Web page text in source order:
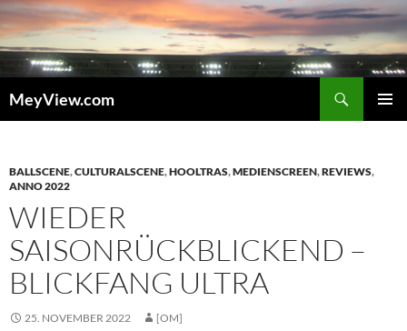
Zum
Inhalt
springen
MeyView.com
BALLSCENE,CULTURALSCENE,HOOLTRAS,MEDIENSCREEN,REVIEWS,
ANNO 2022
WIEDER
SAISONRÜCKBLICKEND –
BLICKFANG ULTRA
25. NOVEMBER 2022 [OM]